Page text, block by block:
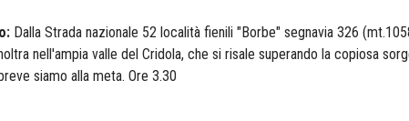
Dalla Strada nazionale 52 località fienili "Borbe" segnavia 326
nell'ampia valle del Cridola, che si risale superando la copiosa
siamo alla meta. Ore 3.30